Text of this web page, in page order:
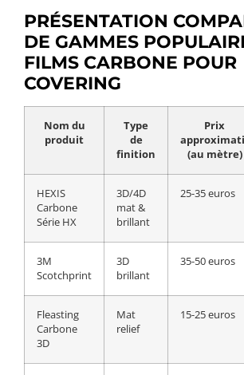
PRÉSENTATION
DE GAMMES
FILMS CARBONE POUR
COVERING
Nom du
produit
Type
de
finition
Prix
(au mètre)
HEXIS
Carbone
Série HX
3D/4D
mat &
brillant
25-35 euros
3M
Scotchprint
3D
brillant
35-50 euros
Fleasting
Carbone
3D
Mat
relief
15-25 euros